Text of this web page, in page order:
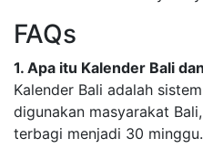
FAQs
1. Apa itu Kalender Bali
Kalender Bali adalah
digunakan masyarakat
terbagi menjadi 30